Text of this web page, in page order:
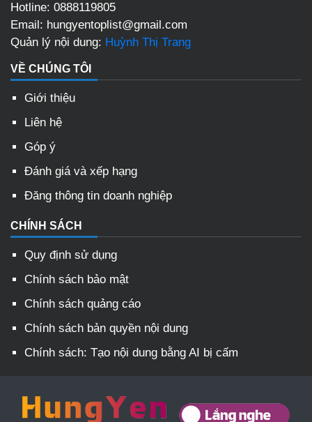
Hotline: 0888119805
Email: hungyentoplist@gmail.com
Quản lý nội dung: Huỳnh Thị Trang
VỀ CHÚNG TÔI
Giới thiệu
Liên hệ
Góp ý
Đánh giá và xếp hạng
Đăng thông tin doanh nghiệp
CHÍNH SÁCH
Quy định sử dụng
Chính sách bảo mật
Chính sách quảng cáo
Chính sách bản quyền nội dung
Chính sách: Tạo nội dung bằng AI bị cấm